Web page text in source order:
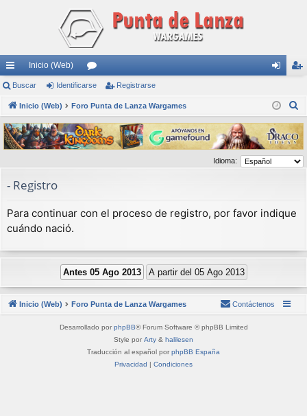
nl
ac
es
rá
pi
do
s
Inicio (Web)
or
os nti
fic
ar
se
ist
ra
rs
e
Buscar Identificarse Registrarse
Inicio (Web) Foro Punta de Lanza Wargames
s
c
a
Idioma:
- Registro
Para continuar con el proceso de registro, por favor indique
cuándo nació.
Inicio (Web) Foro Punta de Lanza Wargames Contáctenos
Desarrollado por phpBB® Forum Software © phpBB Limited
Style por Arty & halilesen
Traducción al español por phpBB España
Privacidad | Condiciones